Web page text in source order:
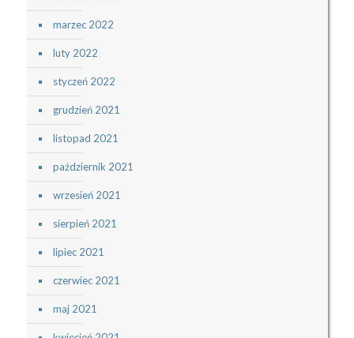
marzec 2022
luty 2022
styczeń 2022
grudzień 2021
listopad 2021
październik 2021
wrzesień 2021
sierpień 2021
lipiec 2021
czerwiec 2021
maj 2021